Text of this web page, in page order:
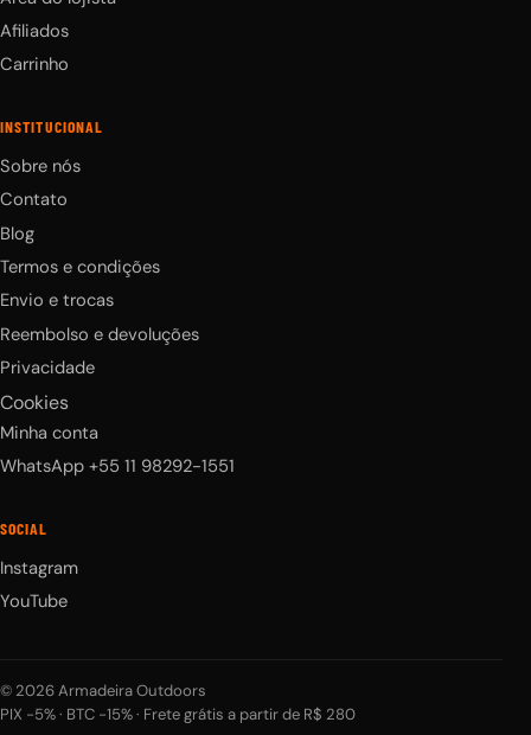
Afiliados
Carrinho
INSTITUCIONAL
Sobre nós
Contato
Blog
Termos e condições
Envio e trocas
Reembolso e devoluções
Privacidade
Cookies
Minha conta
WhatsApp +55 11 98292-1551
SOCIAL
Instagram
YouTube
© 2026 Armadeira Outdoors
PIX −5% · BTC −15% · Frete grátis a partir de R$ 280